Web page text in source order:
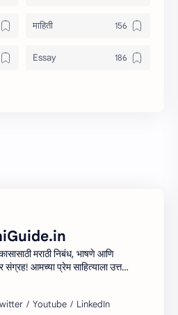
माहिती
Essay
मराठी निबंध, भाषणे आणि
संग्रह! आमच्या प्रेम साहित्याला उत्तम
सामील व्हा!